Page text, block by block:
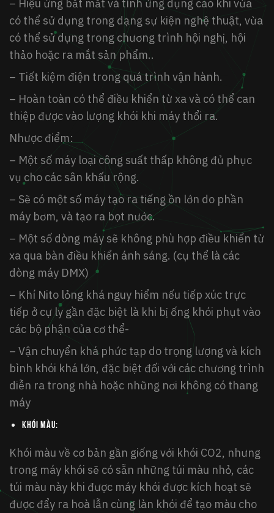
– Hiệu ứng bắt mắt và tính ứng dụng cao khi vừa
có thể sử dụng trong dạng sự kiện nghệ thuật, vừa
có thể sử dụng trong chương trình hội nghị, hội
thảo hoặc ra mắt sản phẩm..
– Tiết kiệm điện trong quá trình vận hành.
– Hoàn toàn có thể điều khiển từ xa và có thể can
thiệp được vào lượng khói khi máy thổi ra.
Nhược điểm:
– Một số máy loại công suất thấp không đủ phục
vụ cho các sân khấu rộng.
– Sẽ có một số máy tạo ra tiếng ồn lớn do phần
máy bơm, và tạo ra bọt nước.
– Một số dòng máy sẽ không phù hợp điều khiển từ
xa qua bàn điều khiển ánh sáng. (cụ thể là các
dòng máy DMX)
– Khí Nito lỏng khá nguy hiểm nếu tiếp xúc trực
tiếp ở cự ly gần đặc biệt là khi bị ống khói phụt vào
các bộ phận của cơ thể-
– Vận chuyển khá phức tạp do trọng lượng và kích
bình khói khá lớn, đặc biệt đối với các chương trình
diễn ra trong nhà hoặc những nơi không có thang
máy
Khói màu:
Khói màu về cơ bản gần giống với khói CO2, nhưng
trong máy khói sẽ có sẵn những túi màu nhỏ, các
túi màu này khi được máy khói được kích hoạt sẽ
được đẩy ra hoà lẫn cùng làn khói để tạo màu cho